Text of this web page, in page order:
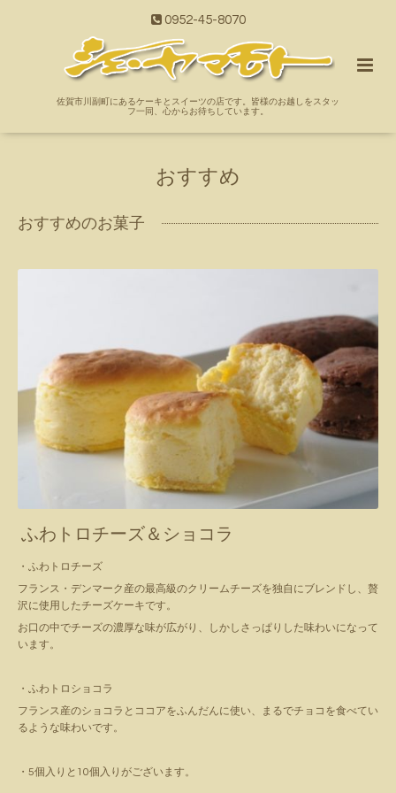
0952-45-8070
佐賀市川副町にあるケーキとスイーツの店です。皆様のお越しをスタッ
フ一同、心からお待ちしています。
おすすめ
おすすめのお菓子
ふわトロチーズ＆ショコラ
・ふわトロチーズ
フランス・デンマーク産の最高級のクリームチーズを独自にブレンドし、贅
沢に使用したチーズケーキです。
お口の中でチーズの濃厚な味が広がり、しかしさっぱりした味わいになって
います。
・ふわトロショコラ
フランス産のショコラとココアをふんだんに使い、まるでチョコを食べてい
るような味わいです。
・5個入りと10個入りがございます。